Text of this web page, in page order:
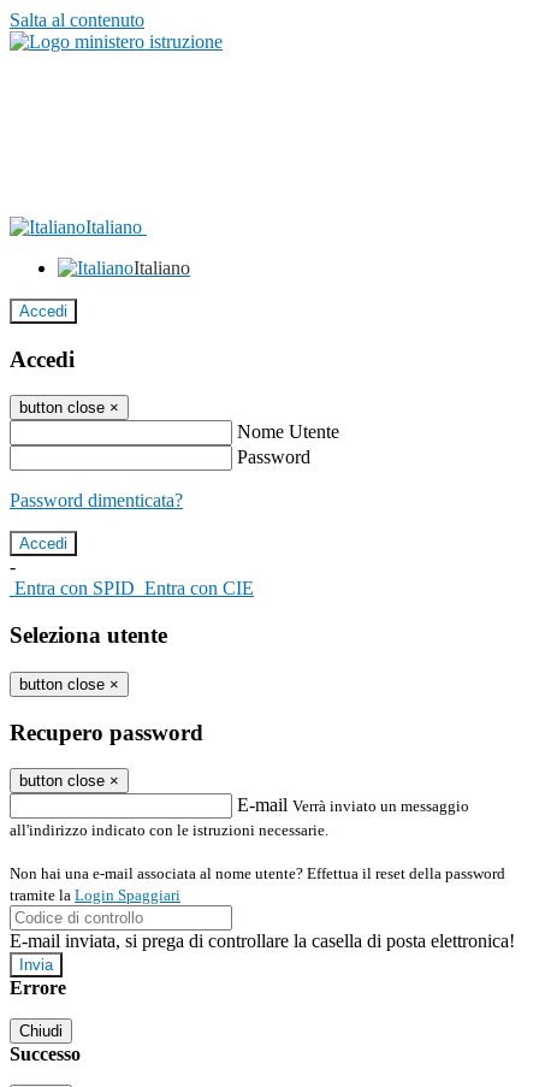
Salta al contenuto
Italiano
Italiano
Accedi
Accedi
button close ×
Nome Utente
Password
Password dimenticata?
-
Entra con SPID Entra con CIE
Seleziona utente
button close ×
Recupero password
button close ×
E-mail Verrà inviato un messaggio
all'indirizzo indicato con le istruzioni necessarie.
Non hai una e-mail associata al nome utente? Effettua il reset della password
tramite la Login Spaggiari
E-mail inviata, si prega di controllare la casella di posta elettronica!
Errore
Chiudi
Successo